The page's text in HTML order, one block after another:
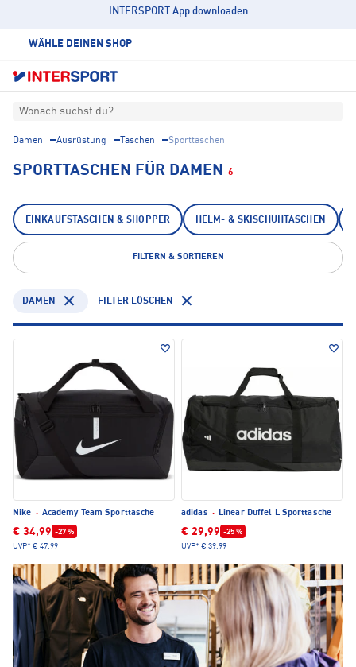
INTERSPORT App downloaden
WÄHLE DEINEN SHOP
Wonach suchst du?
Damen Ausrüstung Taschen Sporttaschen
SPORTTASCHEN FÜR DAMEN 6
EINKAUFSTASCHEN & SHOPPER HELM- & SKISCHUHTASCHEN
FILTERN & SORTIEREN
DAMEN FILTER LÖSCHEN
Nike · Academy Team Sporttasche
€ 34,99 -27 %
UVP* € 47,99
adidas · Linear Duffel L Sporttasche
€ 29,99 -25 %
UVP* € 39,99